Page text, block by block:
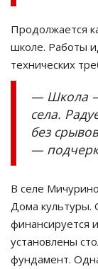
Продолжается
школе. Работы
технических
— Школа —
села.
без
—
В селе
Дома культуры.
финансируется
установлены
фундамент.